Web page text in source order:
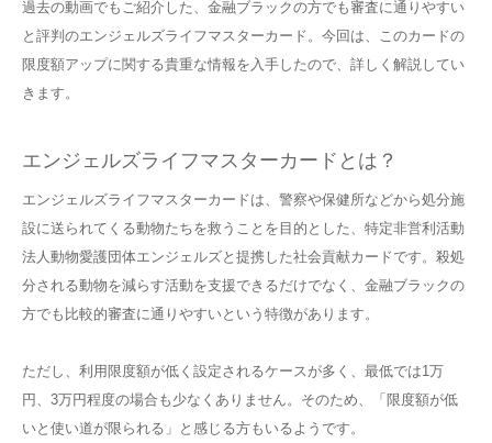
過去の動画でもご紹介した、金融ブラックの方でも審査に通りやすい
と評判のエンジェルズライフマスターカード。今回は、このカードの
限度額アップに関する貴重な情報を入手したので、詳しく解説してい
きます。
エンジェルズライフマスターカードとは？
エンジェルズライフマスターカードは、警察や保健所などから処分施
設に送られてくる動物たちを救うことを目的とした、特定非営利活動
法人動物愛護団体エンジェルズと提携した社会貢献カードです。殺処
分される動物を減らす活動を支援できるだけでなく、金融ブラックの
方でも比較的審査に通りやすいという特徴があります。
ただし、利用限度額が低く設定されるケースが多く、最低では1万
円、3万円程度の場合も少なくありません。そのため、「限度額が低
いと使い道が限られる」と感じる方もいるようです。